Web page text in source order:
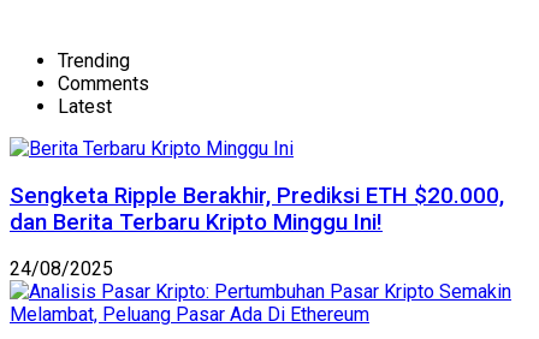
Trending
Comments
Latest
Sengketa Ripple Berakhir, Prediksi ETH $20.000,
dan Berita Terbaru Kripto Minggu Ini!
24/08/2025